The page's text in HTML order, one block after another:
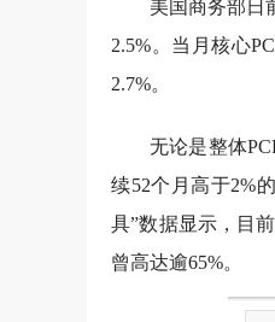
美国商务部日
2.5%。当月核心
2.7%。
无论是整体
续52个月高于2%
具”数据显示，目
曾高达逾65%。